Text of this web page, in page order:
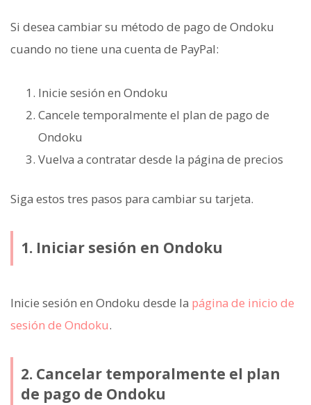
Si desea cambiar su método de pago de Ondoku
cuando no tiene una cuenta de PayPal:
Inicie sesión en Ondoku
Cancele temporalmente el plan de pago de
Ondoku
Vuelva a contratar desde la página de precios
Siga estos tres pasos para cambiar su tarjeta.
1. Iniciar sesión en Ondoku
Inicie sesión en Ondoku desde la página de inicio de
sesión de Ondoku.
2. Cancelar temporalmente el plan
de pago de Ondoku